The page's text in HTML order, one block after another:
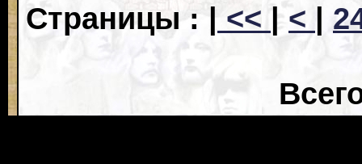
Страницы : | << | < |